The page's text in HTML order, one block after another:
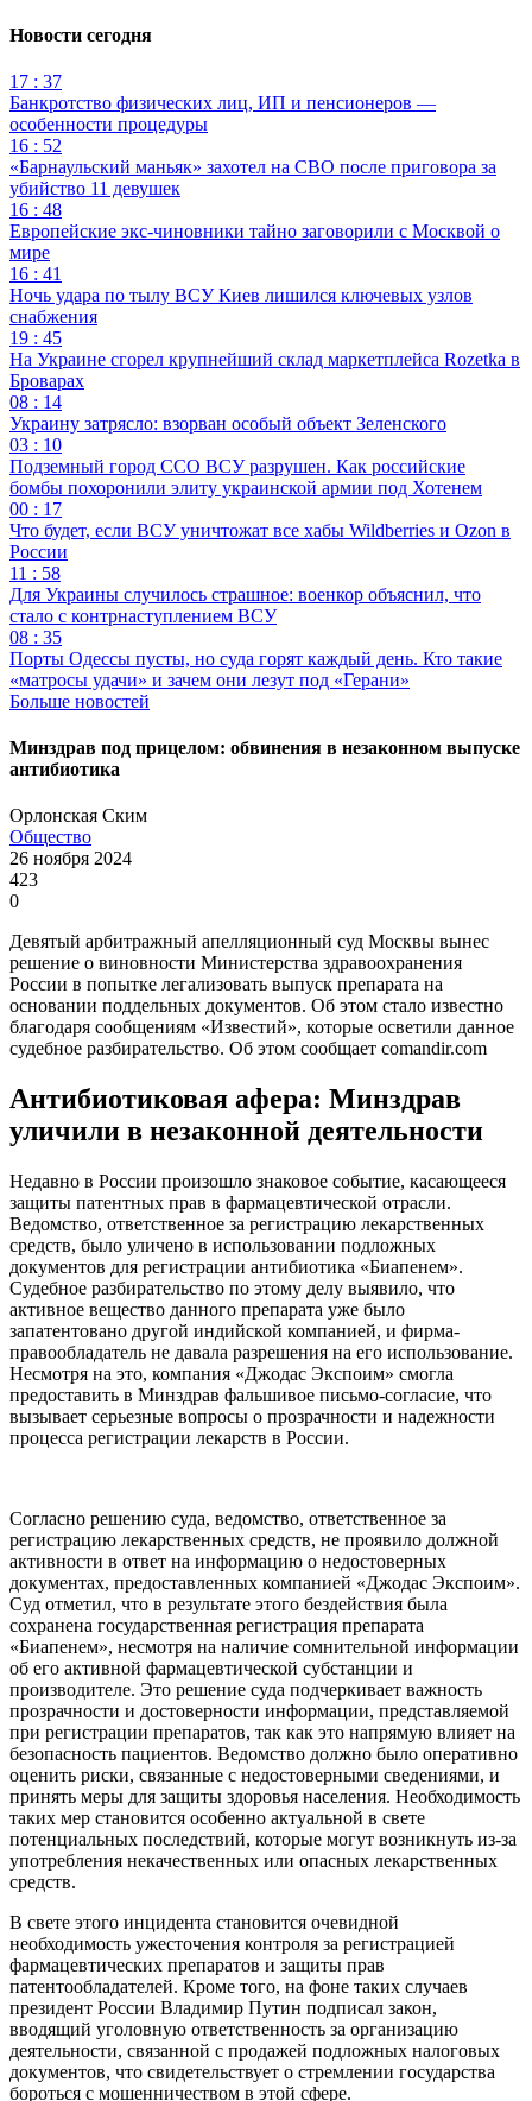
Новости сегодня
17 : 37
Банкротство физических лиц, ИП и пенсионеров —
особенности процедуры
16 : 52
«Барнаульский маньяк» захотел на СВО после приговора за
убийство 11 девушек
16 : 48
Европейские экс-чиновники тайно заговорили с Москвой о
мире
16 : 41
Ночь удара по тылу ВСУ Киев лишился ключевых узлов
снабжения
19 : 45
На Украине сгорел крупнейший склад маркетплейса Rozetka в
Броварах
08 : 14
Украину затрясло: взорван особый объект Зеленского
03 : 10
Подземный город ССО ВСУ разрушен. Как российские
бомбы похоронили элиту украинской армии под Хотенем
00 : 17
Что будет, если ВСУ уничтожат все хабы Wildberries и Ozon в
России
11 : 58
Для Украины случилось страшное: военкор объяснил, что
стало с контрнаступлением ВСУ
08 : 35
Порты Одессы пусты, но суда горят каждый день. Кто такие
«матросы удачи» и зачем они лезут под «Герани»
Больше новостей
Минздрав под прицелом: обвинения в незаконном выпуске
антибиотика
Орлонская Ским
Общество
26 ноября 2024
423
0
Девятый арбитражный апелляционный суд Москвы вынес
решение о виновности Министерства здравоохранения
России в попытке легализовать выпуск препарата на
основании поддельных документов. Об этом стало известно
благодаря сообщениям «Известий», которые осветили данное
судебное разбирательство. Об этом сообщает comandir.com
Антибиотиковая афера: Минздрав
уличили в незаконной деятельности
Недавно в России произошло знаковое событие, касающееся
защиты патентных прав в фармацевтической отрасли.
Ведомство, ответственное за регистрацию лекарственных
средств, было уличено в использовании подложных
документов для регистрации антибиотика «Биапенем».
Судебное разбирательство по этому делу выявило, что
активное вещество данного препарата уже было
запатентовано другой индийской компанией, и фирма-
правообладатель не давала разрешения на его использование.
Несмотря на это, компания «Джодас Экспоим» смогла
предоставить в Минздрав фальшивое письмо-согласие, что
вызывает серьезные вопросы о прозрачности и надежности
процесса регистрации лекарств в России.
Согласно решению суда, ведомство, ответственное за
регистрацию лекарственных средств, не проявило должной
активности в ответ на информацию о недостоверных
документах, предоставленных компанией «Джодас Экспоим».
Суд отметил, что в результате этого бездействия была
сохранена государственная регистрация препарата
«Биапенем», несмотря на наличие сомнительной информации
об его активной фармацевтической субстанции и
производителе. Это решение суда подчеркивает важность
прозрачности и достоверности информации, представляемой
при регистрации препаратов, так как это напрямую влияет на
безопасность пациентов. Ведомство должно было оперативно
оценить риски, связанные с недостоверными сведениями, и
принять меры для защиты здоровья населения. Необходимость
таких мер становится особенно актуальной в свете
потенциальных последствий, которые могут возникнуть из-за
употребления некачественных или опасных лекарственных
средств.
В свете этого инцидента становится очевидной
необходимость ужесточения контроля за регистрацией
фармацевтических препаратов и защиты прав
патентообладателей. Кроме того, на фоне таких случаев
президент России Владимир Путин подписал закон,
вводящий уголовную ответственность за организацию
деятельности, связанной с продажей подложных налоговых
документов, что свидетельствует о стремлении государства
бороться с мошенничеством в этой сфере.